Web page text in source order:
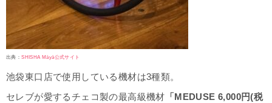
出典：SHISHA Māyā公式サイト
池袋東口店で使用している機材は3種類。
セレブが愛するチェコ製の最高級機材 「MEDUSE 6,000円(税